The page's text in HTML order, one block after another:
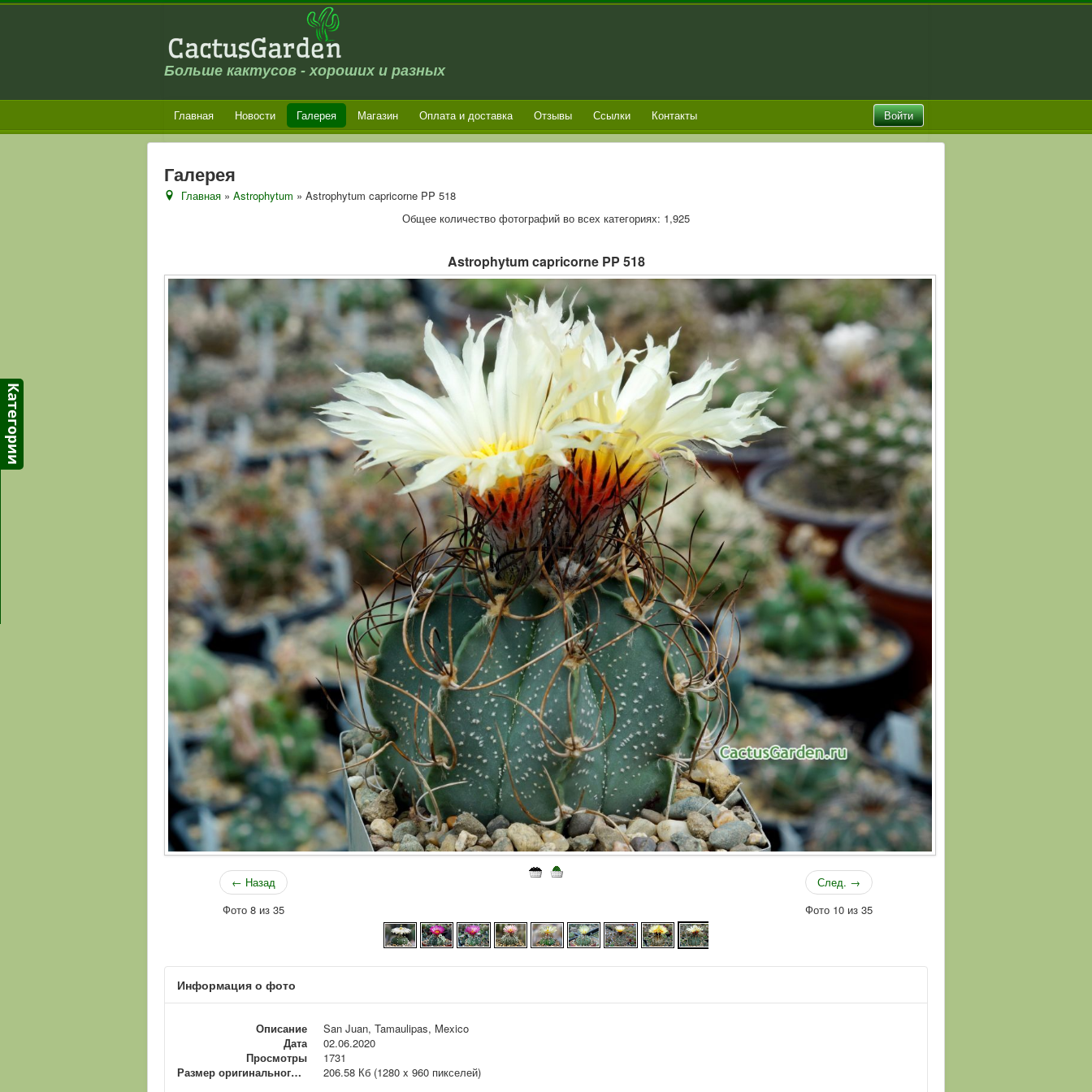
Больше кактусов - хороших и разных
Войти
Главная Новости Галерея Магазин Оплата и доставка Отзывы Ссылки Контакты
Галерея
Главная »Astrophytum » Astrophytum capricorne PP 518
Общее количество фотографий во всех категориях: 1,925
Astrophytum capricorne PP 518
← Назад
Фото 8 из 35
След. →
Фото 10 из 35
Информация о фото
Описание
San Juan, Tamaulipas, Mexico
Дата
02.06.2020
Просмотры
1731
Размер оригинального файла
206.58 Кб (1280 x 960 пикселей)